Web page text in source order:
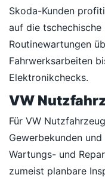
Skoda-Kunden
auf die
Routinewartungen
Fahrwerksarbeiten
Elektronikchecks.
VW
Für VW
Gewerbekunden
Wartungs- und
zumeist planbare